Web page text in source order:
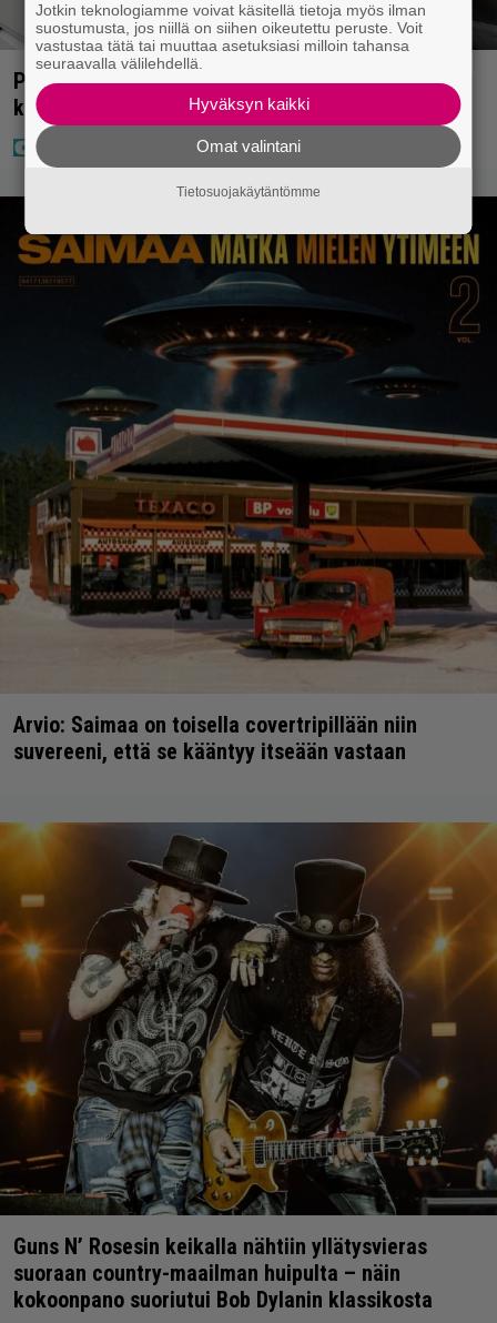
Poliisilla tehovalvonta – tästä kysymys ja näin
kauan kestää
Arvio: Saimaa on toisella covertripillään niin
suvereeni, että se kääntyy itseään vastaan
Guns N’ Rosesin keikalla nähtiin yllätysvieras
suoraan country-maailman huipulta – näin
kokoonpano suoriutui Bob Dylanin klassikosta
Jotkin teknologiamme voivat käsitellä tietoja myös ilman
suostumusta, jos niillä on siihen oikeutettu peruste. Voit
vastustaa tätä tai muuttaa asetuksiasi milloin tahansa
seuraavalla välilehdellä.
Hyväksyn kaikki
Omat valintani
Tietosuojakäytäntömme